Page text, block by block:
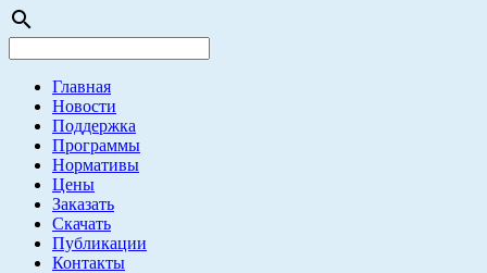
search
Главная
Новости
Поддержка
Программы
Нормативы
Цены
Заказать
Скачать
Публикации
Контакты